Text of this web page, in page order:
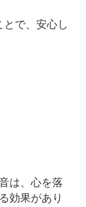
で、安心し
は、心を落
効果があり